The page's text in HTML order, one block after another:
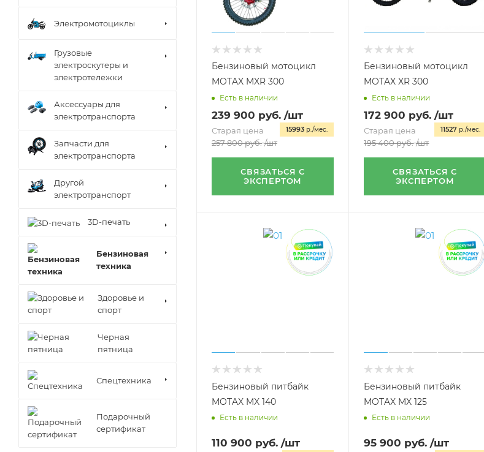
Бензиновый мотоцикл
MOTAX MXR 300
Есть в наличии
239 900 руб. /шт
15993 р./мес.
Старая цена
257 800руб. /шт
СВЯЗАТЬСЯ С
ЭКСПЕРТОМ
Бензиновый мотоцикл
MOTAX XR 300
Есть в наличии
172 900 руб. /шт
11527р./мес.
Старая цена
195 400руб. /шт
СВЯЗАТЬСЯ С
ЭКСПЕРТОМ
Бензиновый питбайк
MOTAX MX 140
Есть в наличии
110 900 руб. /шт
Бензиновый питбайк
MOTAX MX 125
Есть в наличии
95 900 руб. /шт
Электромотоциклы
Грузовые
электроскутеры и
электротележки
Аксессуары для
электротранспорта
Запчасти для
электротранспорта
Другой
электротранспорт
3D-печать
Бензиновая
техника
Здоровье и
спорт
Черная
пятница
Спецтехника
Подарочный
сертификат